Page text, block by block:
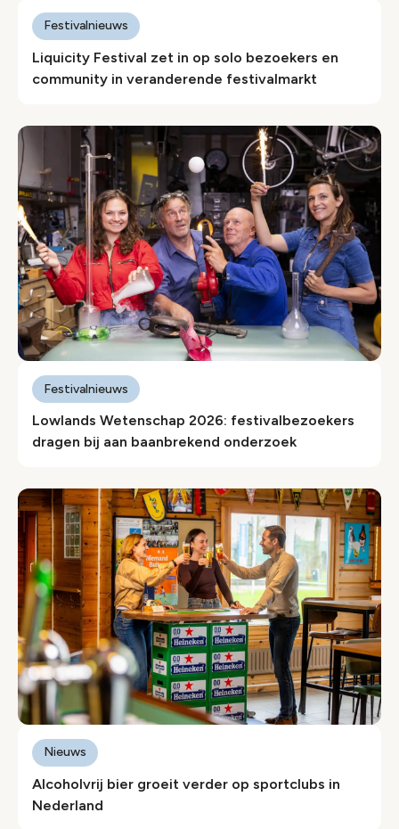
Liquicity Festival zet in op solo bezoekers en
community in veranderende festivalmarkt
Festivalnieuws
Lowlands Wetenschap 2026: festivalbezoekers
dragen bij aan baanbrekend onderzoek
Festivalnieuws
Alcoholvrij bier groeit verder op sportclubs in
Nederland
Nieuws